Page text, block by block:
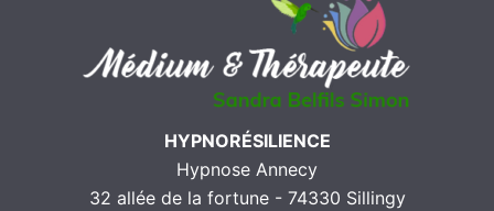
HYPNORÉSILIENCE
Hypnose Annecy
32 allée de la fortune - 74330 Sillingy